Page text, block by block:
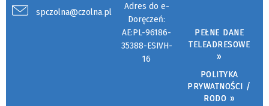
spczolna@czolna.pl
Adres do e-
Doręczeń:
AE:PL-96186-
35388-ESIVH-
16
PEŁNE DANE
TELEADRESOWE
»
POLITYKA
PRYWATNOŚCI /
RODO »